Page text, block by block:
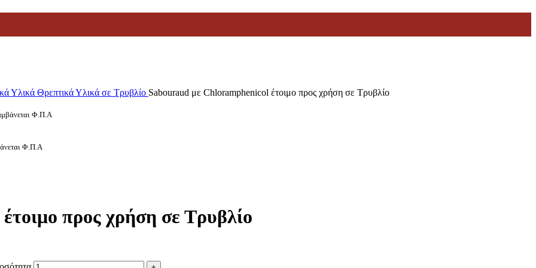
Υλικά Θρεπτικά Υλικά σε Τρυβλίο Sabouraud με Chloramphenicol έτοιμο προς χρήση σε Τρυβλίο
Φ.Π.Α
Φ.Π.Α
προς χρήση σε Τρυβλίο